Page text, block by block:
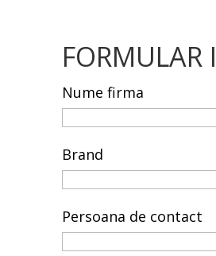
FORMULAR
Nume firma
Brand
Persoana de contact